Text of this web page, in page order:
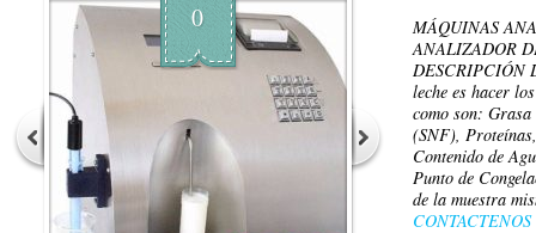
0
MÁQUINAS
ANALIZADOR
DESCRIPCIÓN
leche es hacer
como son:
(SNF),
Contenido de
Punto de
de la muestra
CONTACTENOS